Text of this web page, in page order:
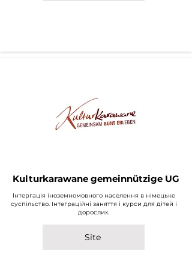
Kulturkarawane gemeinnützige UG
Інтергація іноземномовного населення в німецьке
суспільство. Інтеграційні заняття і курси для дітей і
дорослих.
Site